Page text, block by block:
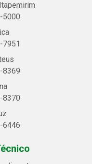
5000
7951
8369
8370
6446